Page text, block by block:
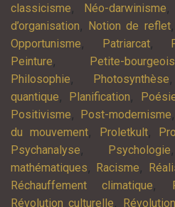
classicisme, Néo-darwinisme,
d’organisation, Notion de reflet,
Opportunisme, Patriarcat,
Peinture, Petite-
Philosophie, Photosynthèse
quantique, Planification,
Positivisme, Post-modernisme,
du mouvement, Proletkult,
Psychanalyse, Psychologie
mathématiques, Racisme,
Réchauffement climatique,
Révolution culturelle,